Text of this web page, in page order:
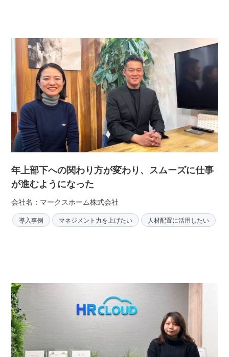
年上部下への関わり方が変わり、スムーズに仕事
が進むようになった
会社名：マークスホーム株式会社
導入事例 マネジメント力を上げたい 人材配置に活用したい